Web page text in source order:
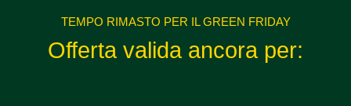
TEMPO RIMASTO PER IL GREEN FRIDAY
Offerta valida ancora per: